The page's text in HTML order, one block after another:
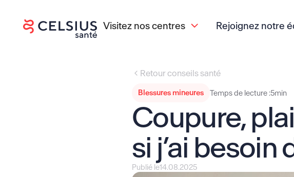
Visitez nos centres Rejoignez notre
Retour conseils santé
Blessures mineures Temps de lecture :5min
Coupure,
si j’ai besoin
Publié le14.08.2025